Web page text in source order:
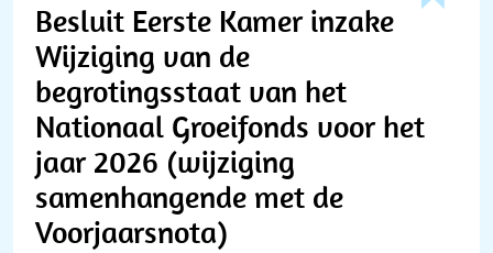
Besluit Eerste Kamer inzake
Wijziging van de
begrotingsstaat van het
Nationaal Groeifonds voor het
jaar 2026 (wijziging
samenhangende met de
Voorjaarsnota)